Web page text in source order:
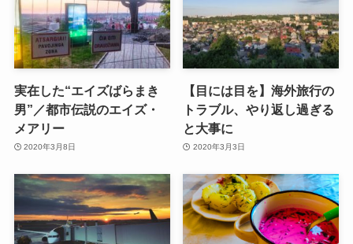
実在した“エイズばらまき
男”／都市伝説のエイズ・
メアリー
2020年3月8日
【目には目を】海外旅行の
トラブル、やり返し過ぎる
と大事に
2020年3月3日